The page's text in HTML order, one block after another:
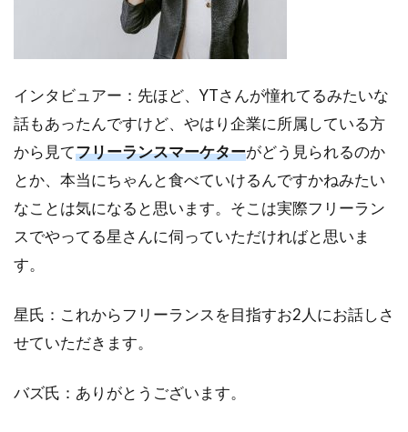
インタビュアー：先ほど、YTさんが憧れてるみたいな
話もあったんですけど、やはり企業に所属している方
から見てフリーランスマーケターがどう見られるのか
とか、本当にちゃんと食べていけるんですかねみたい
なことは気になると思います。そこは実際フリーラン
スでやってる星さんに伺っていただければと思いま
す。
星氏：これからフリーランスを目指すお2人にお話しさ
せていただきます。
バズ氏：ありがとうございます。